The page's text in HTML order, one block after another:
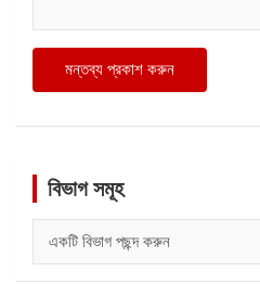
বিভাগ সমূহ
সমূহ